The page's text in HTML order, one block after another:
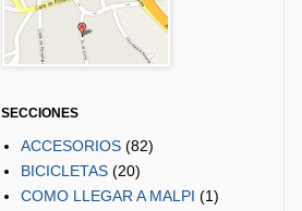
SECCIONES
ACCESORIOS (82)
BICICLETAS (20)
COMO LLEGAR A MALPI (1)